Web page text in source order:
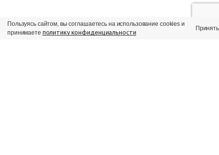
Пользуясь сайтом, вы соглашаетесь на использование cookies и
принимаете политику конфиденциальности
Принять